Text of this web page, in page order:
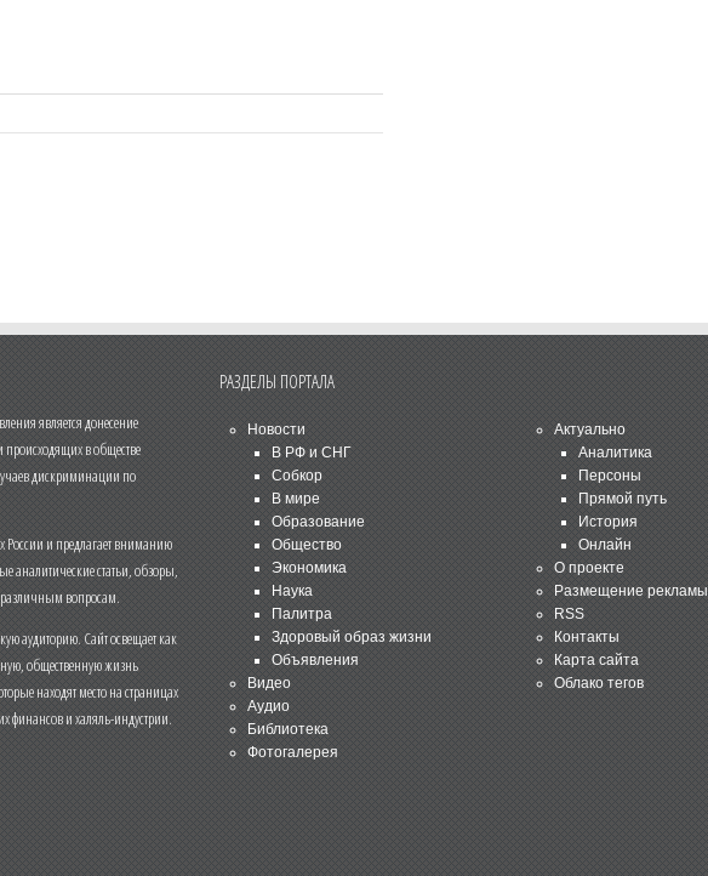
является донесение
в обществе
дискриминации по
России и предлагает вниманию
аналитические статьи, обзоры,
различным вопросам.
аудиторию. Сайт освещает как
общественную жизнь
находят место на страницах
финансов и халяль-индустрии.
РАЗДЕЛЫ ПОРТАЛА
Новости
В РФ и СНГ
Собкор
В мире
Образование
Общество
Экономика
Наука
Палитра
Здоровый образ жизни
Объявления
Видео
Аудио
Библиотека
Фотогалерея
Актуально
Аналитика
Персоны
Прямой путь
История
Онлайн
О проекте
Размещение рекламы
RSS
Контакты
Карта сайта
Облако тегов